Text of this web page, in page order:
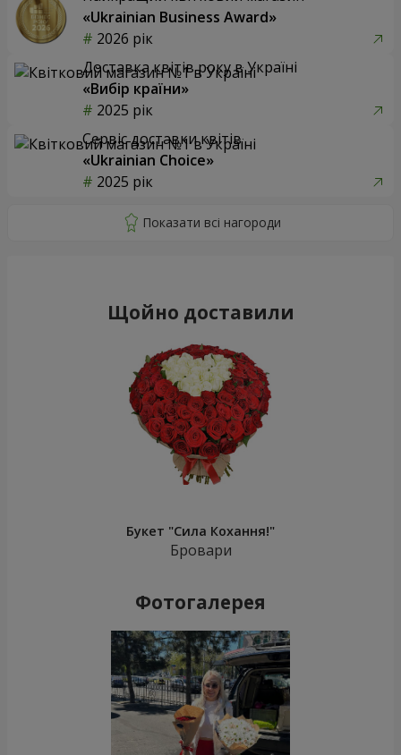
«Ukrainian Business Award»
2026 рік
Доставка квітів року в Україні
«Вибір країни»
2025 рік
Сервіс доставки квітів
«Ukrainian Choice»
2025 рік
Щойно доставили
Букет "Сила Кохання!"
Бровари
Фотогалерея